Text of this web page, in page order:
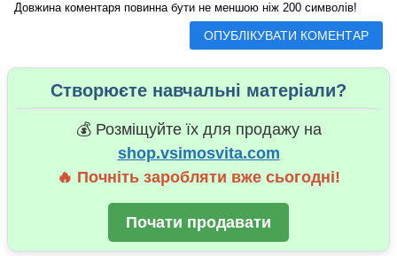
Довжина коментаря повинна бути не меншою ніж 200 символів!
Створюєте навчальні матеріали?
💰 Розміщуйте їх для продажу на
shop.vsimosvita.com
🔥 Почніть заробляти вже сьогодні!
Почати продавати